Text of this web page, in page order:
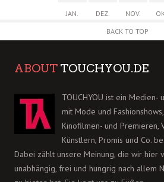
JAN. DEZ. NOV.
BACK TO TOP
ABOUT TOUCHYOU.DE
TOUCHYOU ist ein
mit Mode und
Kinofilmen- und Premieren,
Künstlern, Promis und Co.
Dabei zählt unsere Meinung, die wir hier
unabhängig, frei und hungrig nach allem